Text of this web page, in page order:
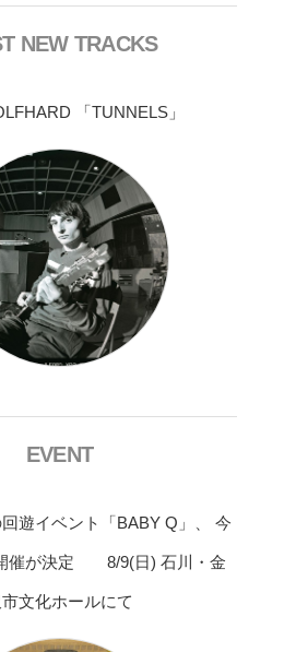
NEW TRACKS
「TUNNELS」
EVENT
遊イベント「BABY Q」、 今
催が決定 8/9(日) 石川・金
文化ホールにて